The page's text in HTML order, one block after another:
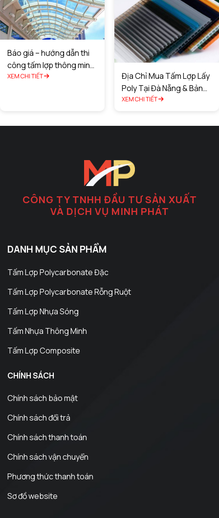
Báo giá – hướng dẫn thi
công tấm lợp thông minh
tại TPHCM
XEM CHI TIẾT
Địa Chỉ Mua Tấm Lợp Lấy
Poly Tại Đà Nẵng & Bảng
Giá Rẻ Tốt Nhất
XEM CHI TIẾT
CÔNG TY TNHH ĐẦU TƯ SẢN XUẤT
VÀ DỊCH VỤ MINH PHÁT
DANH MỤC SẢN PHẨM
Tấm Lợp Polycarbonate Đặc
Tấm Lợp Polycarbonate Rỗng Ruột
Tấm Lợp Nhựa Sóng
Tấm Nhựa Thông Minh
Tấm Lợp Composite
CHÍNH SÁCH
Chính sách bảo mật
Chính sách đổi trả
Chính sách thanh toán
Chính sách vận chuyển
Phương thức thanh toán
Sơ đồ website